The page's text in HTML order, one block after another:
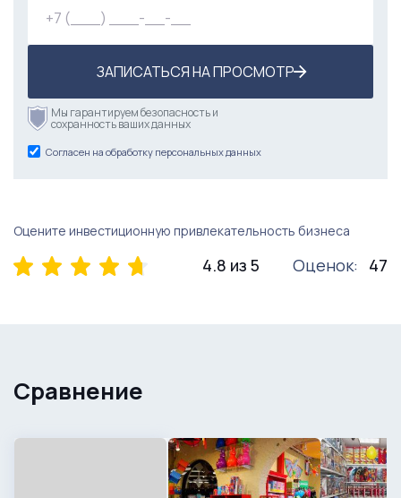
ЗАПИСАТЬСЯ НА ПРОСМОТР
Мы гарантируем безопасность и
сохранность ваших данных
Согласен на обработку персональных данных
Оцените инвестиционную привлекательность бизнеса
4.8 из 5 Оценок: 47
Сравнение